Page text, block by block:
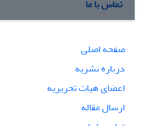
تماس با ما
صفحه اصلی
درباره نشریه
اعضای هیات تحریریه
ارسال مقاله